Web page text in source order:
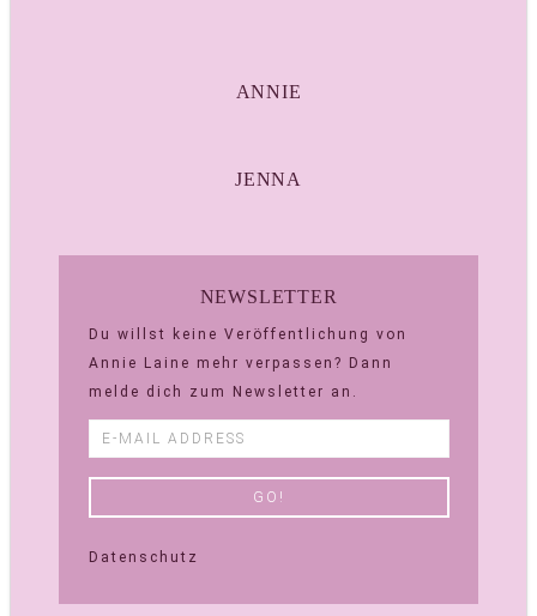
ANNIE
JENNA
NEWSLETTER
Du willst keine Veröffentlichung von
Annie Laine mehr verpassen? Dann
melde dich zum Newsletter an.
Datenschutz